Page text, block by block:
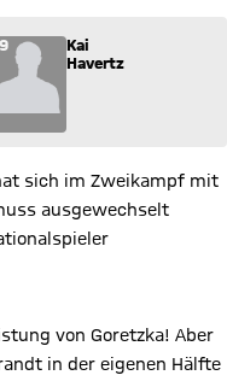
kommt für Kai Havertz
Kai
Havertz
sich im Zweikampf mit
ausgewechselt
von Goretzka! Aber
in der eigenen Hälfte